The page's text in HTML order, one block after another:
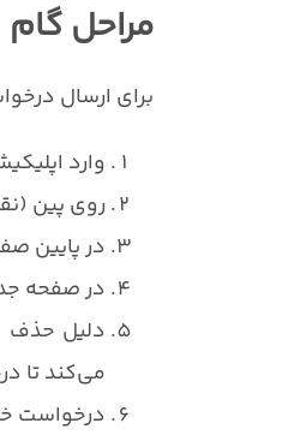
مراحل
برای ارسال
وارد
روی پین
در پایین
در صفحه
دلیل حذف
می‌کند تا
درخواست